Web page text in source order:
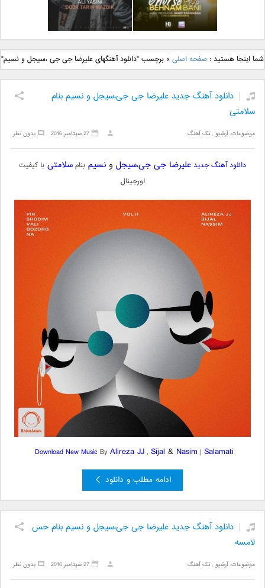
دانلود آهنگ جدید بهنام
بانی بنام قرص قمر 2
دانلود آهنگ جدید علی
یاسینی بنام دورترین نزدیک
شما اینجا هستید :صفحه اصلی »برچسب "دانلود آهنگهای علیرضا جی جی ،سیجل و نسیم"
دانلود آهنگ جدید علیرضا جی جی،سیجل و نسیم بنام
سلامتی
موضوعات:آرشیو ,تک آهنگ بدون نظر 27 سپتامبر 2016
دانلود آهنگ جدید علیرضا جی جی،سیجل و نسیم بنامسلامتی با کیفیت
اورجینال
Download New MusicByAlireza JJ, Sijal & Nasim | Salamati
ادامه مطلب و دانلود
دانلود آهنگ جدید علیرضا جی جی،سیجل و نسیم بنام حس
لامسه
موضوعات:آرشیو ,تک آهنگ بدون نظر 27 سپتامبر 2016